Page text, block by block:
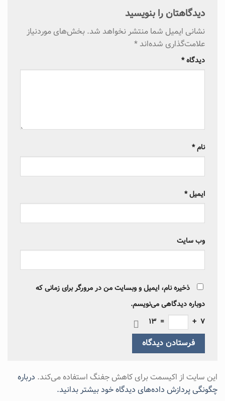
دیدگاهتان را بنویسید
نشانی ایمیل شما منتشر نخواهد شد. بخش‌های موردنیاز
علامت‌گذاری شده‌اند *
دیدگاه*
نام*
ایمیل*
وب‌ سایت
ذخیره نام، ایمیل و وبسایت من در مرورگر برای زمانی که
دوباره دیدگاهی می‌نویسم.
7
+
=
13
این سایت از اکیسمت برای کاهش جفنگ استفاده می‌کند. درباره
چگونگی پردازش داده‌های دیدگاه خود بیشتر بدانید.